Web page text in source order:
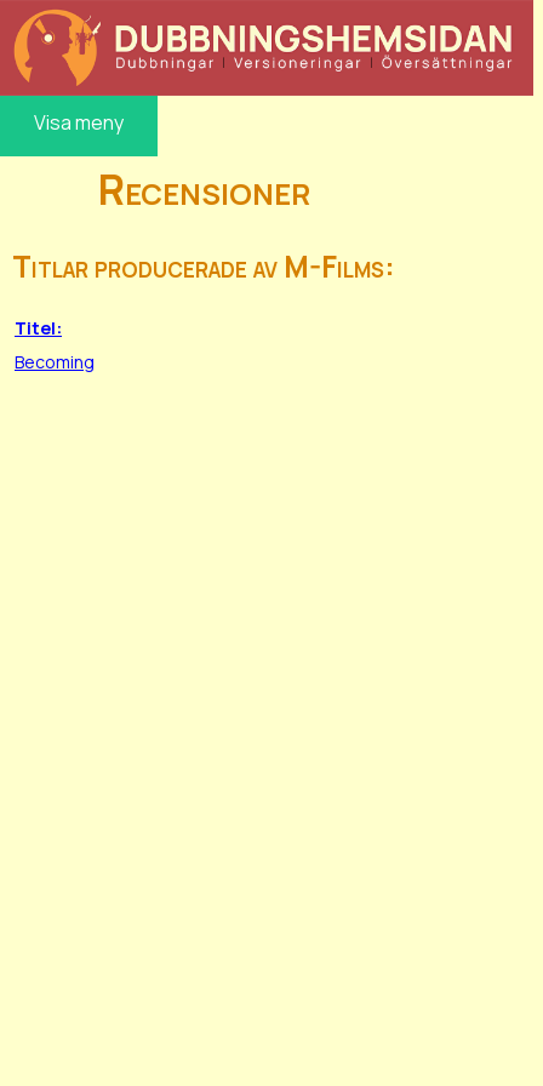
Visa meny
Recensioner
Titlar producerade av M-Films:
Titel:
Becoming